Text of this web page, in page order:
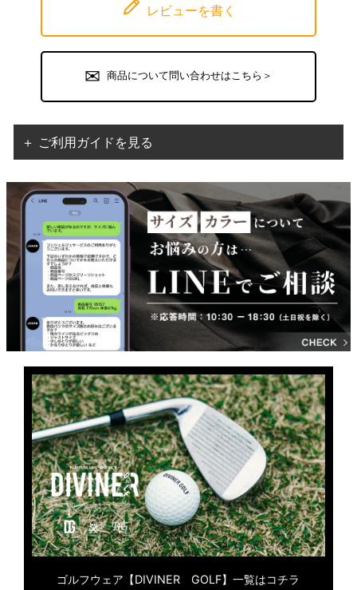
レビューを書く
商品について問い合わせはこちら＞
＋ ご利用ガイドを見る
ゴルフウェア【DIVINER GOLF】一覧はコチラ